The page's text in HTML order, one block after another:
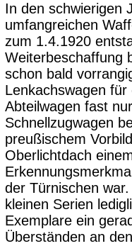
In den schwierigen
umfangreichen
zum 1.4.1920
Weiterbeschaffung
schon bald
Lenkachswagen
Abteilwagen fast
Schnellzugwagen
preußischem
Oberlichtdach
der Türnischen
kleinen Serien
Exemplare ein
Überständen an